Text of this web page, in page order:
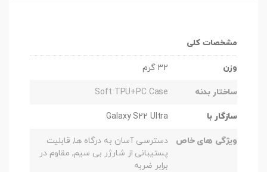
مشخصات کلی
وزن 32 گرم
ساختار بدنه Soft TPU+PC Case
سازگار با Galaxy S22 Ultra
ویژگی های خاص
دسترسی آسان به درگاه ها, قابلیت
پستیبانی از شارژر بی سیم, مقاوم در
برابر ضربه